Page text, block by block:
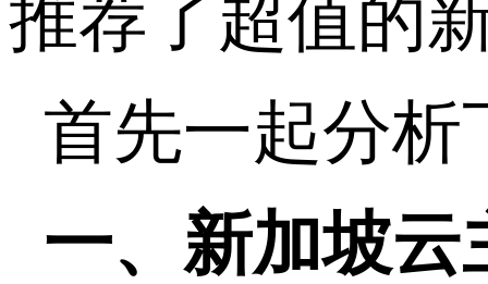
推荐了超值的
首先一起分析
一、新加坡